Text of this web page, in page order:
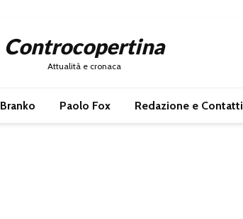
Controcopertina
Attualità e cronaca
Branko Paolo Fox Redazione e Contatti